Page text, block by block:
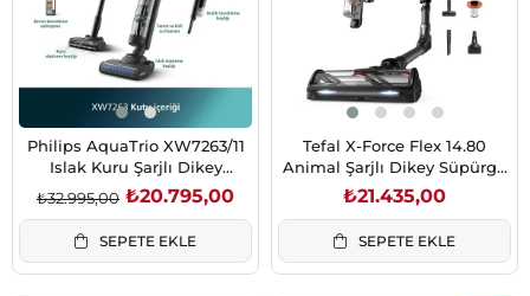
Philips AquaTrio XW7263/11
Islak Kuru Şarjlı Dikey
Süpürge
₺20.795,00
₺32.995,00
SEPETE EKLE
Tefal X-Force Flex 14.80
Animal Şarjlı Dikey Süpürge
(2211401334)
₺21.435,00
SEPETE EKLE